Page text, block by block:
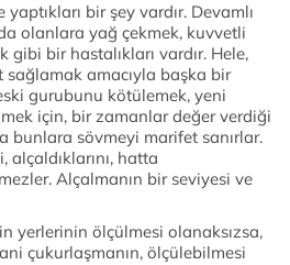
bir şey vardır. Devamlı
olanlara yağ çekmek, kuvvetli
gibi bir hastalıkları vardır. Hele,
amacıyla başka bir
gurubunu kötülemek, yeni
için, bir zamanlar değer verdiği
bunlara sövmeyi marifet sanırlar.
hatta
Alçalmanın bir seviyesi ve
yerlerinin ölçülmesi olanaksızsa,
çukurlaşmanın, ölçülebilmesi